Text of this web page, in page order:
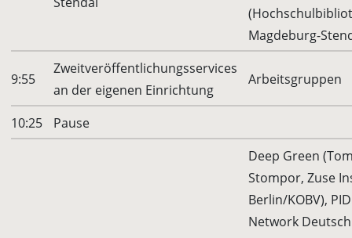
Magdeburg-
9:55
Zweitveröffentlichungsservices
an der eigenen Einrichtung
Arbeitsgruppen
10:25 Pause
Deep Green
Stompor, Zuse
Berlin/KOBV), PID
Network